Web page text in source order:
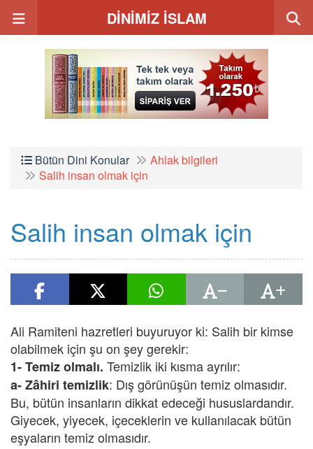
DİNİMİZ İSLAM
Bütün Dini Konular
Ahlak bilgileri
Salih insan olmak için
Salih insan olmak için
Ali Ramiteni hazretleri buyuruyor ki: Salih bir kimse
olabilmek için şu on şey gerekir:
1-Temiz olmalı. Temizlik iki kısma ayrılır:
a- Zâhiri temizlik: Dış görünüşün temiz olmasıdır.
Bu, bütün insanların dikkat edeceği hususlardandır.
Giyecek, yiyecek, içeceklerin ve kullanılacak bütün
eşyaların temiz olmasıdır.